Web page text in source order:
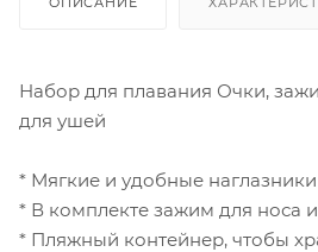
Набор для плавания Очки,
для ушей
* Мягкие и удобные наглазники
* В комплекте зажим для носа
* Пляжный контейнер, чтобы